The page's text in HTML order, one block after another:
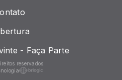
- Faça Parte
reservados.